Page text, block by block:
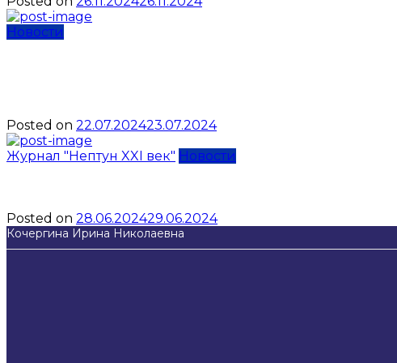
Новости
Posted on 22.07.202423.07.2024
Журнал "Нептун XXI век" Новости
Posted on 28.06.202429.06.2024
Кочергина Ирина Николаевна